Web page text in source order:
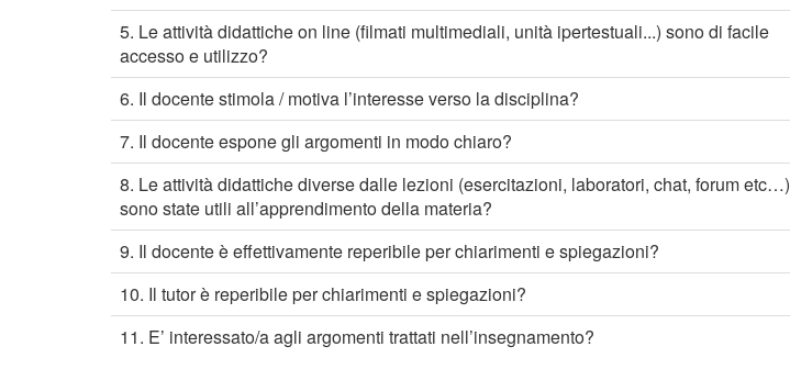
5. Le attività didattiche on line (filmati multimediali, unità ipertestuali...) sono di facile
accesso e utilizzo?
6. Il docente stimola / motiva l’interesse verso la disciplina?
7. Il docente espone gli argomenti in modo chiaro?
8. Le attività didattiche diverse dalle lezioni (esercitazioni, laboratori, chat, forum etc…)
sono state utili all’apprendimento della materia?
9. Il docente è effettivamente reperibile per chiarimenti e spiegazioni?
10. Il tutor è reperibile per chiarimenti e spiegazioni?
11. E’ interessato/a agli argomenti trattati nell’insegnamento?